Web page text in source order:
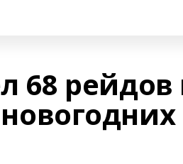
68 рейдов